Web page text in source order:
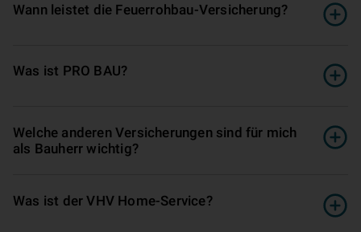
Wann leistet die Feuerrohbau­-Ver­si­che­rung?
Was ist PRO BAU?
Welche anderen Ver­si­che­rungen sind für mich
als Bauherr wichtig?
Was ist der VHV Home-Service?